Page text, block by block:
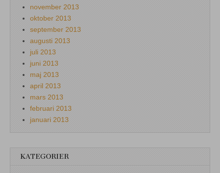
november 2013
oktober 2013
september 2013
augusti 2013
juli 2013
juni 2013
maj 2013
april 2013
mars 2013
februari 2013
januari 2013
KATEGORIER